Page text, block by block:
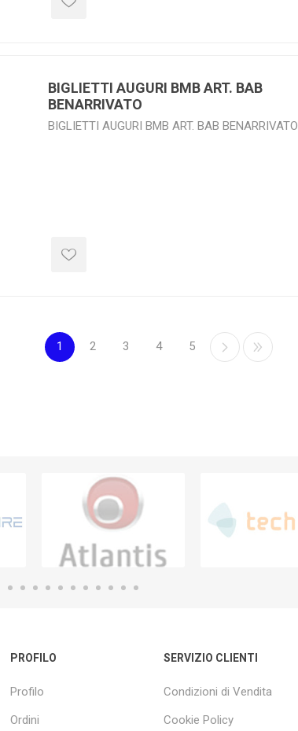
BIGLIETTI AUGURI BMB ART. BAB
BENARRIVATO
BIGLIETTI AUGURI BMB ART. BAB BENARRIVATO
1 2 3 4 5
PROFILO
Profilo
Ordini
SERVIZIO CLIENTI
Condizioni di Vendita
Cookie Policy